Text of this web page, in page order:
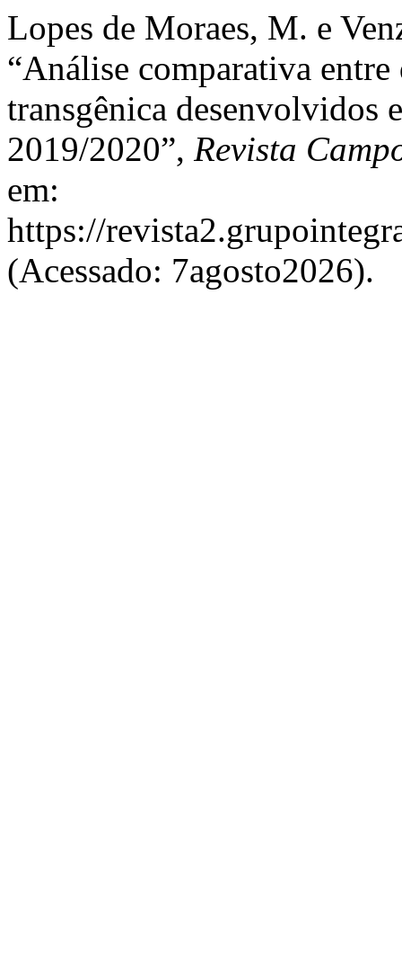
Lopes de Moraes, M. e
“Análise comparativa
transgênica desenvolvidos
2019/2020”, Revista
em:
https://
(Acessado: 7agosto2026).